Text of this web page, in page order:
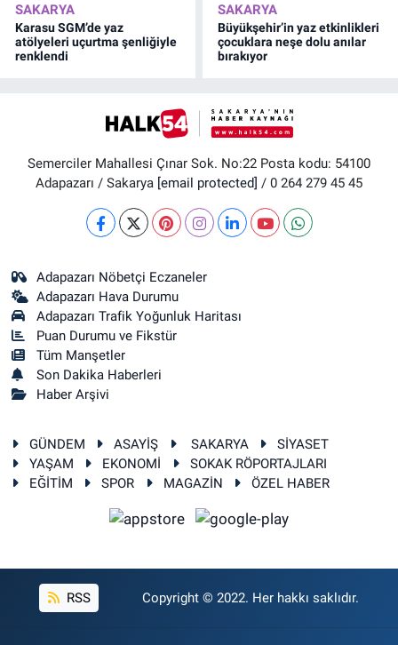
SAKARYA
Karasu SGM’de yaz
atölyeleri uçurtma şenliğiyle
renklendi
SAKARYA
Büyükşehir’in yaz etkinlikleri
çocuklara neşe dolu anılar
bırakıyor
Semerciler Mahallesi Çınar Sok. No:22 Posta kodu: 54100
Adapazarı / Sakarya [email protected] / 0 264 279 45 45
Adapazarı Nöbetçi Eczaneler
Adapazarı Hava Durumu
Adapazarı Trafik Yoğunluk Haritası
Puan Durumu ve Fikstür
Tüm Manşetler
Son Dakika Haberleri
Haber Arşivi
GÜNDEM ASAYİŞ SAKARYA
SİYASET
YAŞAM
EKONOMİ
SOKAK RÖPORTAJLARI
EĞİTİM
SPOR MAGAZİN ÖZEL HABER
RSS Copyright © 2022. Her hakkı saklıdır.